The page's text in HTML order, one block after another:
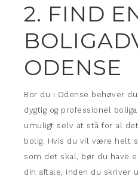
2. FIND
ODENSE
Bor du i Odense behøver
dygtig og professionel
umuligt selv at stå for al
bolig. Hvis du vil være helt
som det skal, bør du have
din aftale, inden du skriver